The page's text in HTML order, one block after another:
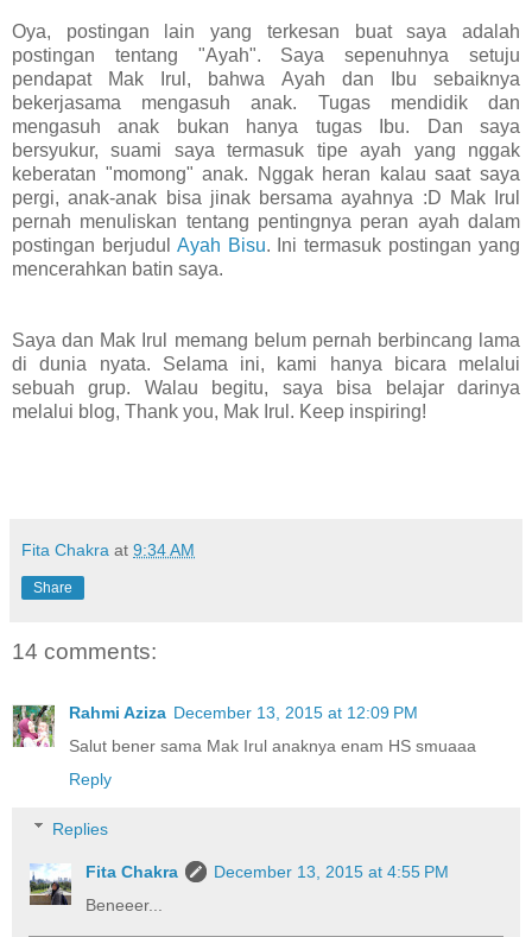
Oya, postingan lain yang terkesan buat saya adalah
postingan tentang "Ayah". Saya sepenuhnya setuju
pendapat Mak Irul, bahwa Ayah dan Ibu sebaiknya
bekerjasama mengasuh anak. Tugas mendidik dan
mengasuh anak bukan hanya tugas Ibu. Dan saya
bersyukur, suami saya termasuk tipe ayah yang nggak
keberatan "momong" anak. Nggak heran kalau saat saya
pergi, anak-anak bisa jinak bersama ayahnya :D Mak Irul
pernah menuliskan tentang pentingnya peran ayah dalam
postingan berjudul Ayah Bisu. Ini termasuk postingan yang
mencerahkan batin saya.
Saya dan Mak Irul memang belum pernah berbincang lama
di dunia nyata. Selama ini, kami hanya bicara melalui
sebuah grup. Walau begitu, saya bisa belajar darinya
melalui blog, Thank you, Mak Irul. Keep inspiring!
Fita Chakra at 9:34 AM
Share
14 comments:
Rahmi Aziza December 13, 2015 at 12:09 PM
Salut bener sama Mak Irul anaknya enam HS smuaaa
Reply
Replies
Fita Chakra
December 13, 2015 at 4:55 PM
Beneeer...